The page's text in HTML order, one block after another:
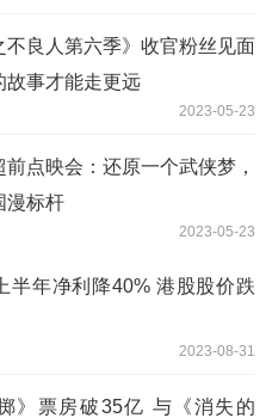
不良人第六季》收官粉丝见面
故事才能走更远
2023-05-23
前点映会：还原一个武侠梦，
漫标杆
2023-05-23
半年净利降40% 港股股价跌
2023-08-31
》票房破35亿 与《消失的